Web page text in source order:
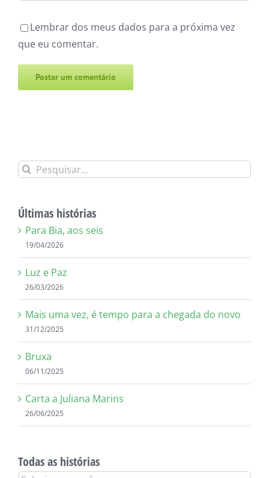
Lembrar dos meus dados para a próxima vez
que eu comentar.
Buscar
Últimas histórias
Para Bia, aos seis
19/04/2026
Luz e Paz
26/03/2026
Mais uma vez, é tempo para a chegada do novo
31/12/2025
Bruxa
06/11/2025
Carta a Juliana Marins
26/06/2025
Todas as histórias